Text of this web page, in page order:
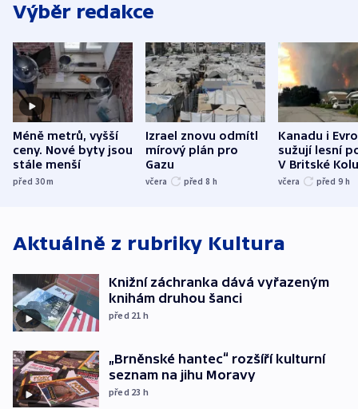
Výběr redakce
Méně metrů, vyšší
ceny. Nové byty jsou
stále menší
před 30m
Izrael znovu odmítl
mírový plán pro
Gazu
včera před 8 h
Kanadu i
sužují lesní
V Britské
evakuovali
včera před 9 h
Aktuálně z rubriky Kultura
Knižní záchranka dává vyřazeným
knihám druhou šanci
před 21 h
„Brněnské hantec“ rozšíří kulturní
seznam na jihu Moravy
před 23 h